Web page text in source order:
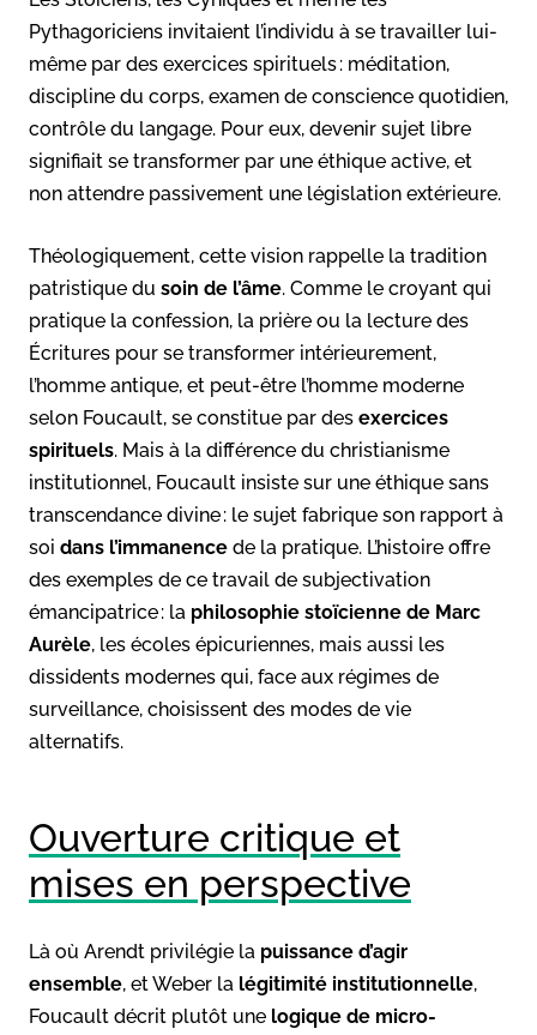
Pythagoriciens invitaient l’individu à se travailler lui-
même par des exercices spirituels : méditation,
discipline du corps, examen de conscience quotidien,
contrôle du langage. Pour eux, devenir sujet libre
signifiait se transformer par une éthique active, et
non attendre passivement une législation extérieure.
Théologiquement, cette vision rappelle la tradition
patristique du soin de l’âme. Comme le croyant qui
pratique la confession, la prière ou la lecture des
Écritures pour se transformer intérieurement,
l’homme antique, et peut-être l’homme moderne
selon Foucault, se constitue par des exercices
spirituels. Mais à la différence du christianisme
institutionnel, Foucault insiste sur une éthique sans
transcendance divine : le sujet fabrique son rapport à
soi dans l’immanence de la pratique. L’histoire offre
des exemples de ce travail de subjectivation
émancipatrice : la philosophie stoïcienne de Marc
Aurèle, les écoles épicuriennes, mais aussi les
dissidents modernes qui, face aux régimes de
surveillance, choisissent des modes de vie
alternatifs.
Ouverture critique et
mises en perspective
Là où Arendt privilégie la puissance d’agir
ensemble, et Weber la légitimité institutionnelle,
Foucault décrit plutôt une logique de micro-